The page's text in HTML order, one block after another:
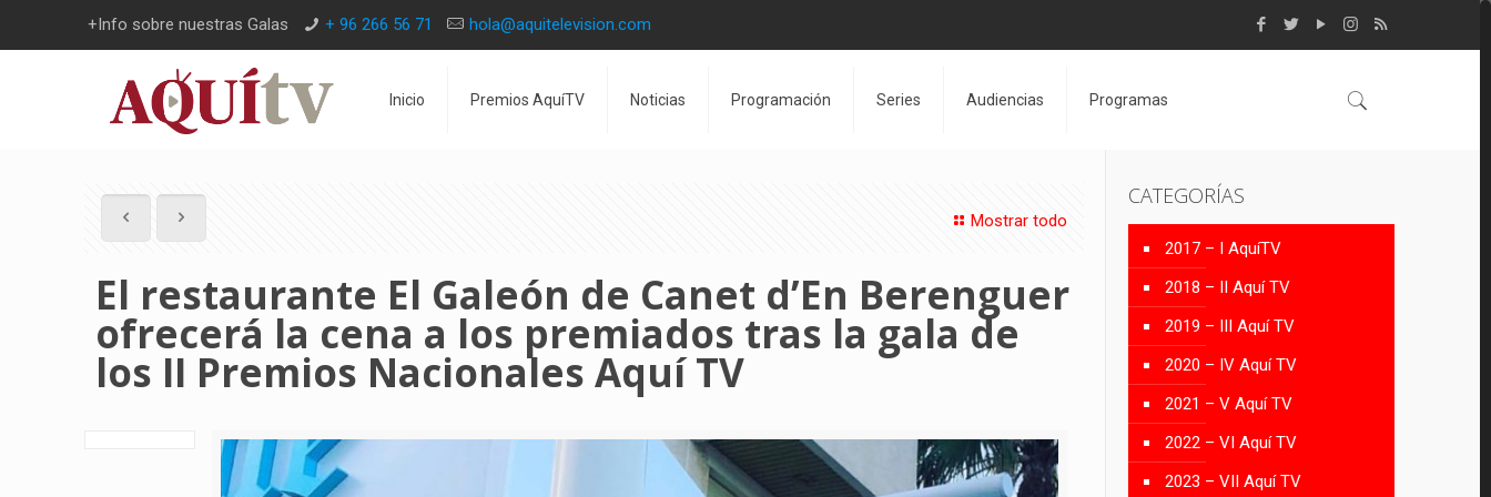
+Info sobre nuestras Galas + 96 266 56 71 hola@aquitelevision.com
Inicio Premios AquíTV Noticias Programación Series Audiencias Programas
Mostrar todo
El restaurante El Galeón de Canet d’En Berenguer
ofrecerá la cena a los premiados tras la gala de
los II Premios Nacionales Aquí TV
CATEGORÍAS
2017 – I AquíTV
2018 – II Aquí TV
2019 – III Aquí TV
2020 – IV Aquí TV
2021 – V Aquí TV
2022 – VI Aquí TV
2023 – VII Aquí TV